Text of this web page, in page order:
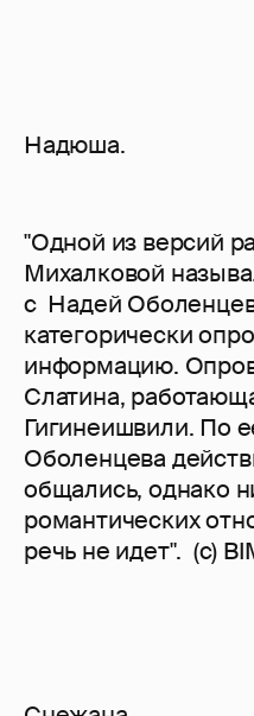
Надюша.
"Одной из версий
Михалковой
с Надей
категорически
информацию.
Слатина,
Гигинеишвили. По
Оболенцева
общались, однако
романтических
речь не идет". (с)